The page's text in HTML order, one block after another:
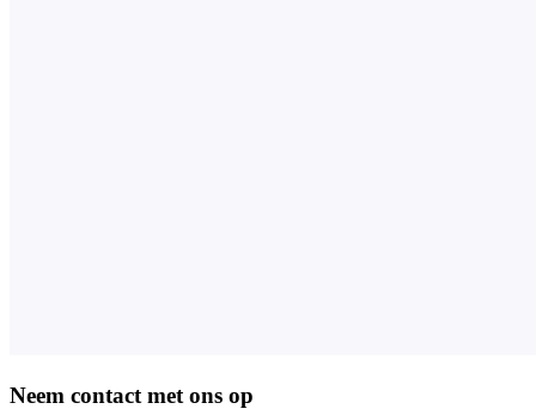
Neem contact met ons op